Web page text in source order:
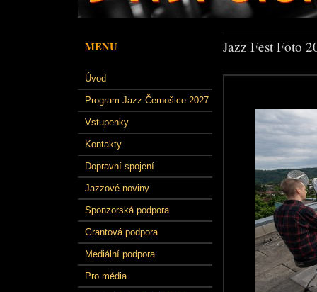
MENU
Úvod
Program Jazz Černošice 2027
Vstupenky
Kontakty
Dopravní spojení
Jazzové noviny
Sponzorská podpora
Grantová podpora
Mediální podpora
Pro média
Jazz Fest Foto